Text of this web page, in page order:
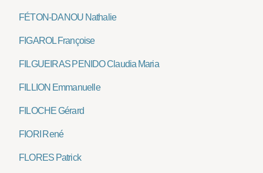
FÉTON-DANOU Nathalie
FIGAROL Françoise
FILGUEIRAS PENIDO Claudia Maria
FILLION Emmanuelle
FILOCHE Gérard
FIORI René
FLORES Patrick